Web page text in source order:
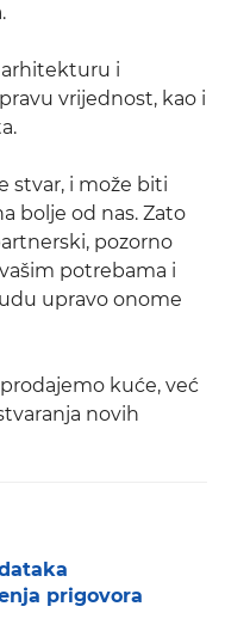
arhitekturu i
vrijednost, kao i
stvar, i može biti
bolje od nas. Zato
pozorno
potrebama i
upravo onome
kuće, već
novih
prigovora